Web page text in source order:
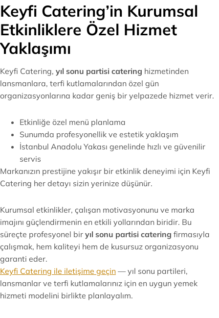
Keyfi Catering’in Kurumsal
Etkinliklere Özel Hizmet
Yaklaşımı
Keyfi Catering, yıl sonu partisi catering hizmetinden
lansmanlara, terfi kutlamalarından özel gün
organizasyonlarına kadar geniş bir yelpazede hizmet verir.
Etkinliğe özel menü planlama
Sunumda profesyonellik ve estetik yaklaşım
İstanbul Anadolu Yakası genelinde hızlı ve güvenilir
servis
Markanızın prestijine yakışır bir etkinlik deneyimi için Keyfi
Catering her detayı sizin yerinize düşünür.
Kurumsal etkinlikler, çalışan motivasyonunu ve marka
imajını güçlendirmenin en etkili yollarından biridir. Bu
süreçte profesyonel bir yıl sonu partisi catering firmasıyla
çalışmak, hem kaliteyi hem de kusursuz organizasyonu
garanti eder.
Keyfi Catering ile iletişime geçin — yıl sonu partileri,
lansmanlar ve terfi kutlamalarınız için en uygun yemek
hizmeti modelini birlikte planlayalım.